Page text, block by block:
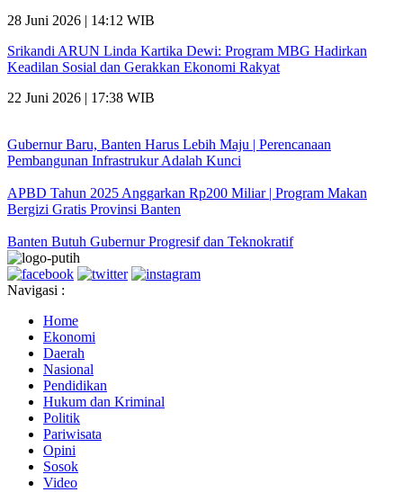
28 Juni 2026 | 14:12 WIB
Srikandi ARUN Linda Kartika Dewi: Program MBG Hadirkan
Keadilan Sosial dan Gerakkan Ekonomi Rakyat
22 Juni 2026 | 17:38 WIB
Gubernur Baru, Banten Harus Lebih Maju | Perencanaan
Pembangunan Infrastrukur Adalah Kunci
APBD Tahun 2025 Anggarkan Rp200 Miliar | Program Makan
Bergizi Gratis Provinsi Banten
Banten Butuh Gubernur Progresif dan Teknokratif
Navigasi :
Home
Ekonomi
Daerah
Nasional
Pendidikan
Hukum dan Kriminal
Politik
Pariwisata
Opini
Sosok
Video